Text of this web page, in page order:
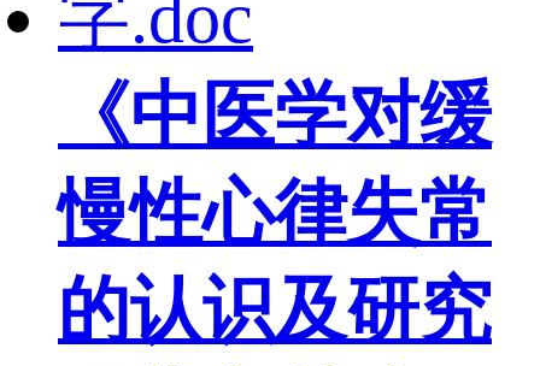
《中医学对缓
慢性心律失常
的认识及研究